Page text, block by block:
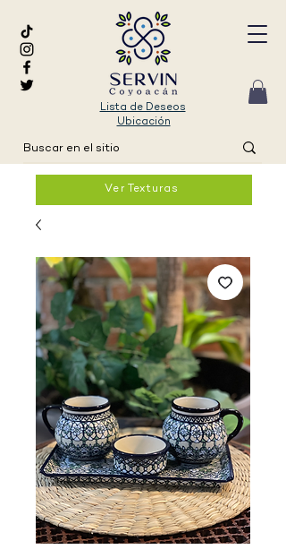
Lista de Deseos
Ubicación
Ver Texturas